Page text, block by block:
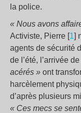
la police.
« Nous avons
Activiste, Pierre [1]
agents de sécurité
de l’été, l’arrivée
acérés » ont
harcèlement
d’après plusieurs
« Ces mecs se